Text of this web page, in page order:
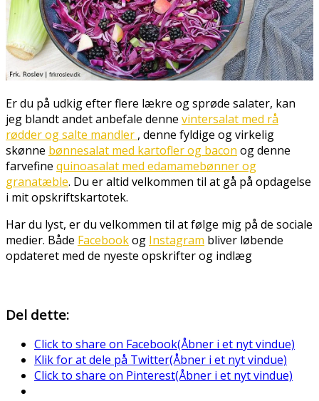
Er du på udkig efter flere lækre og sprøde salater, kan
jeg blandt andet anbefale denne vintersalat med rå
rødder og salte mandler , denne fyldige og virkelig
skønne bønnesalat med kartofler og bacon og denne
farvefine quinoasalat med edamamebønner og
granatæble. Du er altid velkommen til at gå på opdagelse
i mit opskriftskartotek.
Har du lyst, er du velkommen til at følge mig på de sociale
medier. Både Facebookog Instagram bliver løbende
opdateret med de nyeste opskrifter og indlæg
Del dette:
Click to share on Facebook(Åbner i et nyt vindue)
Klik for at dele på Twitter(Åbner i et nyt vindue)
Click to share on Pinterest(Åbner i et nyt vindue)